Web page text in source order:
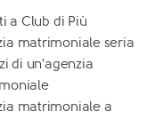
a Club di Più
matrimoniale seria
di un'agenzia
matrimoniale a